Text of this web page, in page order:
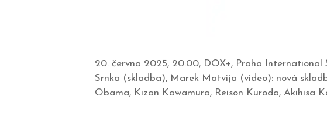
20. června 2025, 20:00, DOX+, Praha International
Srnka (skladba), Marek Matvija (video): nová
Obama, Kizan Kawamura, Reison Kuroda, Akihisa